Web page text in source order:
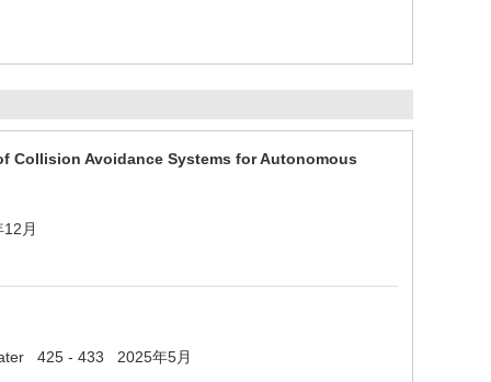
Collision Avoidance Systems for Autonomous
月
425 - 433 2025年5月